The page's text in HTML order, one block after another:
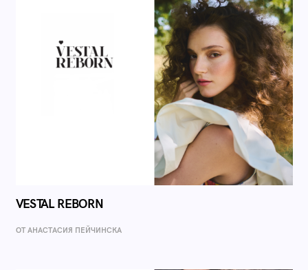
VESTAL REBORN
ОТ AНАСТАСИЯ ПЕЙЧИНСКА